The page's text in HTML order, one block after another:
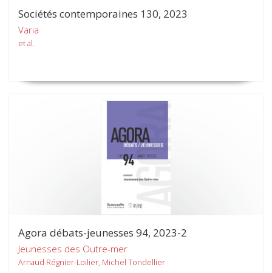
Sociétés contemporaines 130, 2023
Varia
et al.
Agora débats-jeunesses 94, 2023-2
Jeunesses des Outre-mer
Arnaud Régnier-Loilier, Michel Tondellier